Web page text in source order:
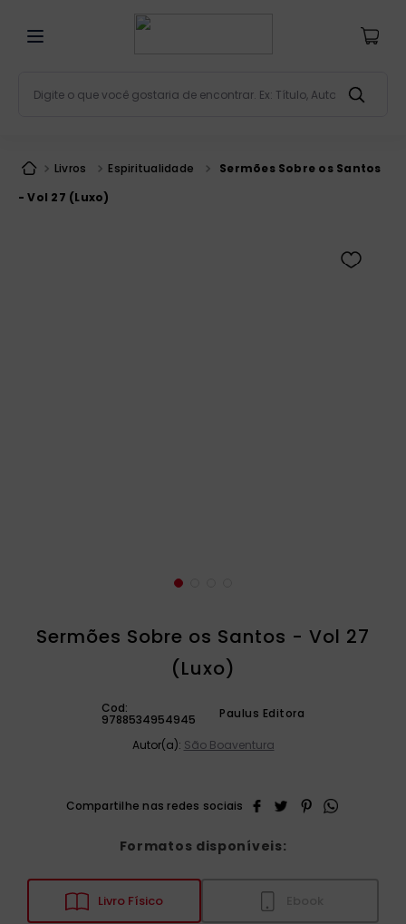
Livros Espiritualidade
Sermões Sobre os Santos
- Vol 27 (Luxo)
Sermões Sobre os Santos - Vol 27
(Luxo)
Cod:
9788534954945 Paulus Editora
Autor(a): São Boaventura
Formatos disponíveis:
Livro Físico
2º liturgia